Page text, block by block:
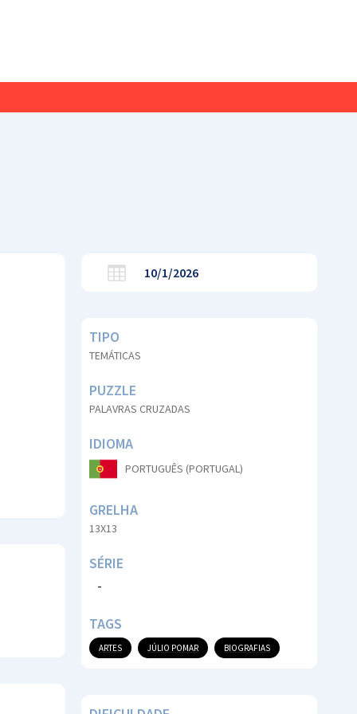
10/1/2026
TIPO
TEMÁTICAS
PUZZLE
PALAVRAS CRUZADAS
IDIOMA
PORTUGUÊS (PORTUGAL)
GRELHA
13X13
SÉRIE
-
TAGS
ARTES JÚLIO POMAR BIOGRAFIAS